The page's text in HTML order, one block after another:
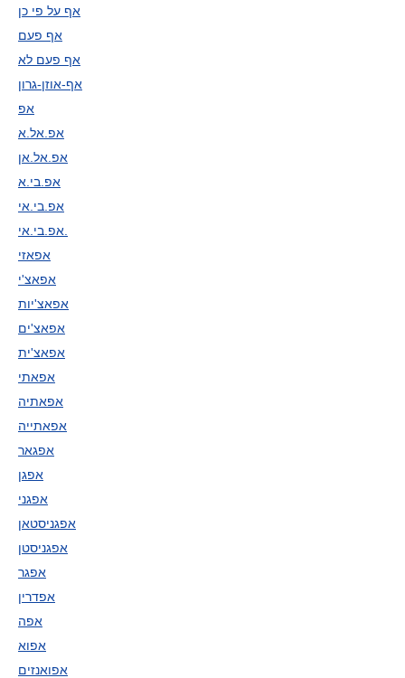
אף על פי כן
אף פעם
אף פעם לא
אף-אוזן-גרון
אפ
אפ.אל.א
אפ.אל.אן
אפ.בי.א
אפ.בי.אי
אפאזי
אפאצ'י
אפאצ'יות
אפאצ'ים
אפאצ'ית
אפאתי
אפאתיה
אפאתייה
אפגאר
אפגן
אפגני
אפגניסטאן
אפגניסטן
אפגר
אפדרין
אפה
אפוא
אפואנזים